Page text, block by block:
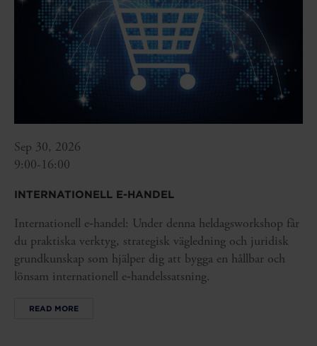
Sep 30, 2026
9:00-16:00
INTERNATIONELL E-HANDEL
Internationell e‑handel: Under denna heldagsworkshop får
du praktiska verktyg, strategisk vägledning och juridisk
grundkunskap som hjälper dig att bygga en hållbar och
lönsam internationell e‑handelssatsning.
READ MORE